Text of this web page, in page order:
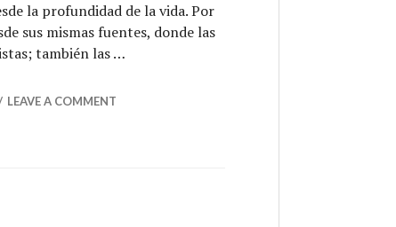
la profundidad de la vida. Por
sus mismas fuentes, donde las
también las …
LEAVE A COMMENT